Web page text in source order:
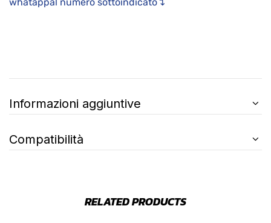
Informazioni aggiuntive
Compatibilità
RELATED PRODUCTS